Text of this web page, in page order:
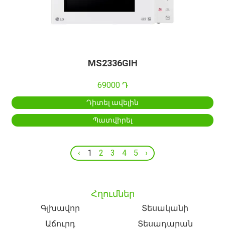
MS2336GIH
69000 Դ
Դիտել ավելին
Պատվիրել
‹ 1 2 3 4 5 ›
Հղումներ
Գլխավոր
Տեսականի
Աճուրդ
Տեսադարան